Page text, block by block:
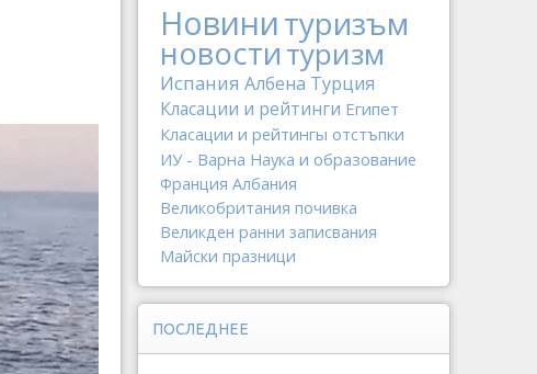
Новинитуризъм
новоституризм
Испания Албена Турция
Класации и рейтинги Египет
Класации и рейтингы отстъпки
ИУ - Варна Наука и образование
Франция Албания
Великобритания почивка
Великден ранни записвания
Майски празници
ПОСЛЕДНЕЕ